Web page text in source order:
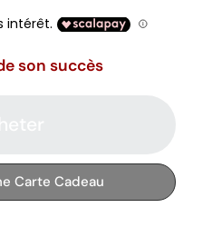
(2 avis)
son succès
Carte Cadeau